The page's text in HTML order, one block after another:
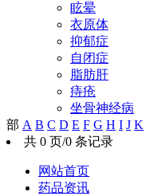
眩晕
衣原体
抑郁症
自闭症
脂肪肝
痔疮
坐骨神经病
部 A B C D E F G H I J K
共 0 页/0 条记录
网站首页
药品资讯